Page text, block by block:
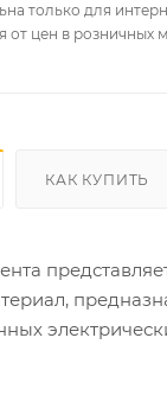
только для
от цен в розничных
КАК КУПИТЬ